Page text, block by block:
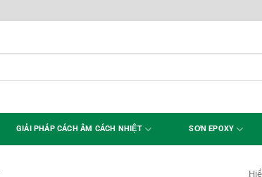
GIẢI PHÁP CÁCH ÂM CÁCH NHIỆT SƠN EPOXY